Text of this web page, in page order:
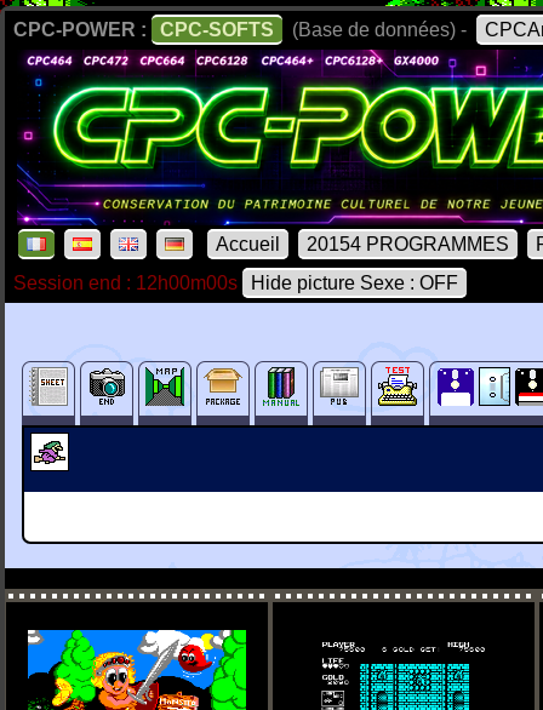
CPC-POWER : CPC-SOFTS (Base de données) -
Accueil 20154 PROGRAMMES
Session end : 12h00m00s
Hide picture Sexe : OFF